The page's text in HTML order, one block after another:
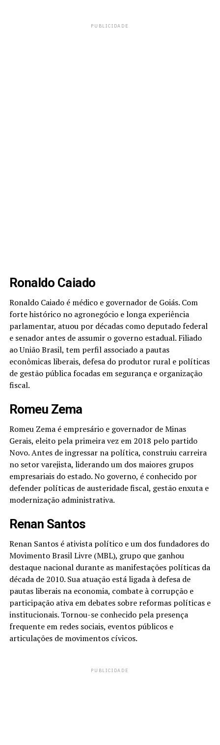
PUBLICIDADE
Ronaldo Caiado
Ronaldo Caiado é médico e governador de Goiás. Com
forte histórico no agronegócio e longa experiência
parlamentar, atuou por décadas como deputado federal
e senador antes de assumir o governo estadual. Filiado
ao União Brasil, tem perfil associado a pautas
econômicas liberais, defesa do produtor rural e políticas
de gestão pública focadas em segurança e organização
fiscal.
Romeu Zema
Romeu Zema é empresário e governador de Minas
Gerais, eleito pela primeira vez em 2018 pelo partido
Novo. Antes de ingressar na política, construiu carreira
no setor varejista, liderando um dos maiores grupos
empresariais do estado. No governo, é conhecido por
defender políticas de austeridade fiscal, gestão enxuta e
modernização administrativa.
Renan Santos
Renan Santos é ativista político e um dos fundadores do
Movimento Brasil Livre (MBL), grupo que ganhou
destaque nacional durante as manifestações políticas da
década de 2010. Sua atuação está ligada à defesa de
pautas liberais na economia, combate à corrupção e
participação ativa em debates sobre reformas políticas e
institucionais. Tornou-se conhecido pela presença
frequente em redes sociais, eventos públicos e
articulações de movimentos cívicos.
PUBLICIDADE